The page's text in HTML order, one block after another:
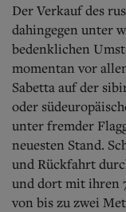
Der Verkauf des
dahingegen unter
bedenklichen
momentan vor
Sabetta auf der
oder
unter fremder
neuesten Stand.
und Rückfahrt
und dort mit ihren
von bis zu zwei